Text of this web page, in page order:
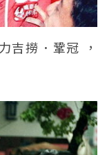
吉撈．鞏冠 ，